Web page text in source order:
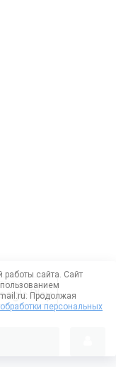
сайта. Сайт
Продолжая
персональных